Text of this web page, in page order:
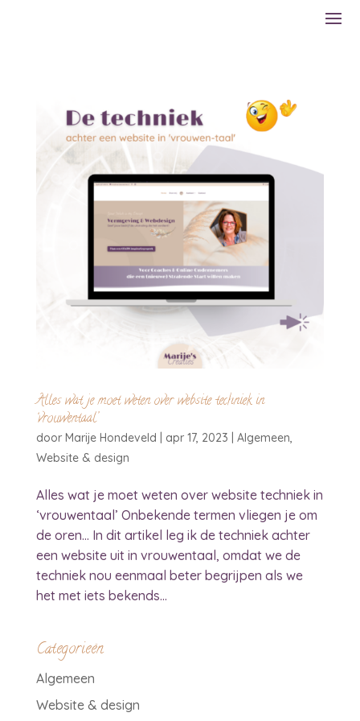
Alles wat je moet weten over website techniek in
‘vrouwentaal’
door Marije Hondeveld apr 17, 2023 Algemeen,
Website & design
Alles wat je moet weten over website techniek in
‘vrouwentaal’ Onbekende termen vliegen je om
de oren… In dit artikel leg ik de techniek achter
een website uit in vrouwentaal, omdat we de
techniek nou eenmaal beter begrijpen als we
het met iets bekends...
Categorieën
Algemeen
Website & design